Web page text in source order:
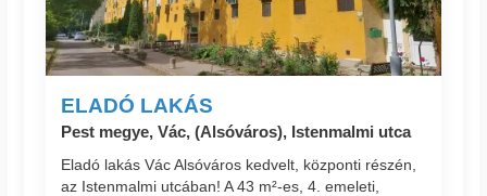
ELADÓ LAKÁS
Pest megye, Vác, (Alsóváros), Istenmalmi utca
Eladó lakás Vác Alsóváros kedvelt, központi részén,
az Istenmalmi utcában! A 43 m²-es, 4. emeleti,